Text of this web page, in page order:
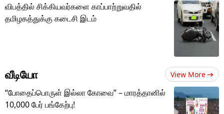
விபத்தில் சிக்கியவர்களை காப்பாற்றுவதில்
தமிழகத்துக்கு கடைசி இடம்
வீடியோ View More
“போதைப்பொருள் இல்லா கோவை” – மாரத்தானில்
10,000 பேர் பங்கேற்பு!